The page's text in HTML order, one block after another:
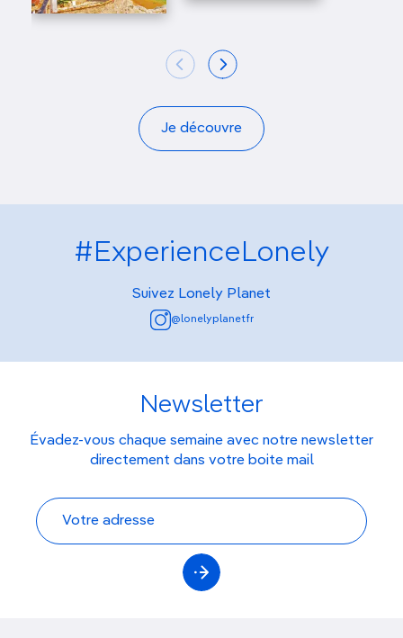
Je découvre
#ExperienceLonely
Suivez Lonely Planet
@lonelyplanetfr
Newsletter
Évadez-vous chaque semaine avec notre newsletter
directement dans votre boite mail